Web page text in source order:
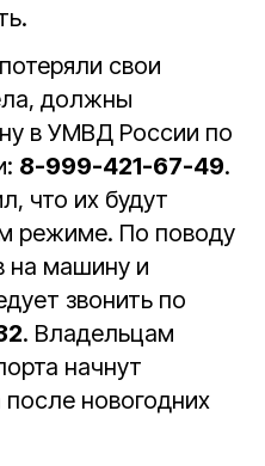
свои
должны
в УМВД России по
8-999-421-67-49.
что их будут
режиме. По поводу
на машину и
звонить по
. Владельцам
начнут
новогодних